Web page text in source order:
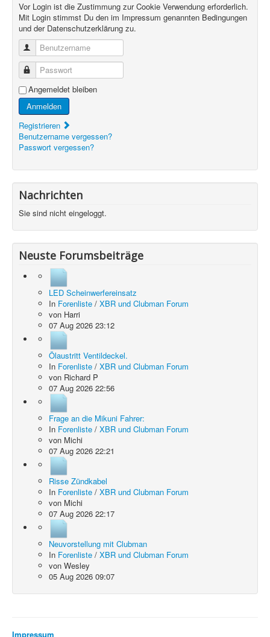
Vor Login ist die Zustimmung zur Cookie Verwendung erforderlich.
Mit Login stimmst Du den im Impressum genannten Bedingungen
und der Datenschutzerklärung zu.
Benutzername
Passwort
Angemeldet bleiben
Anmelden
Registrieren
Benutzername vergessen?
Passwort vergessen?
Nachrichten
Sie sind nicht eingeloggt.
Neuste Forumsbeiträge
LED Scheinwerfereinsatz
In Forenliste / XBR und Clubman Forum
von Harri
07 Aug 2026 23:12
Ölaustritt Ventildeckel.
In Forenliste / XBR und Clubman Forum
von Richard P
07 Aug 2026 22:56
Frage an die Mikuni Fahrer:
In Forenliste / XBR und Clubman Forum
von Michi
07 Aug 2026 22:21
Risse Zündkabel
In Forenliste / XBR und Clubman Forum
von Michi
07 Aug 2026 22:17
Neuvorstellung mit Clubman
In Forenliste / XBR und Clubman Forum
von Wesley
05 Aug 2026 09:07
Impressum